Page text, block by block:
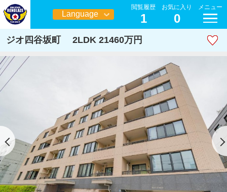
Language
日本語
閲覧履歴
1
お気に入り
0
メニュー
ジオ四谷坂町 2LDK 21460万円